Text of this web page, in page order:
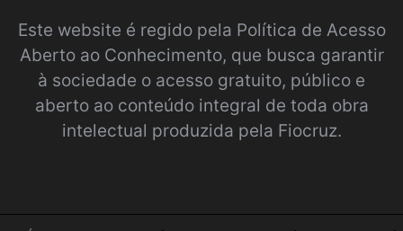
Este website é regido pela Política de Acesso
Aberto ao Conhecimento, que busca garantir
à sociedade o acesso gratuito, público e
aberto ao conteúdo integral de toda obra
intelectual produzida pela Fiocruz.